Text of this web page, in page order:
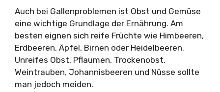
Auch bei Gallenproblemen ist Obst und Gemüse
eine wichtige Grundlage der Ernährung. Am
besten eignen sich reife Früchte wie Himbeeren,
Erdbeeren, Äpfel, Birnen oder Heidelbeeren.
Unreifes Obst, Pflaumen, Trockenobst,
Weintrauben, Johannisbeeren und Nüsse sollte
man jedoch meiden.